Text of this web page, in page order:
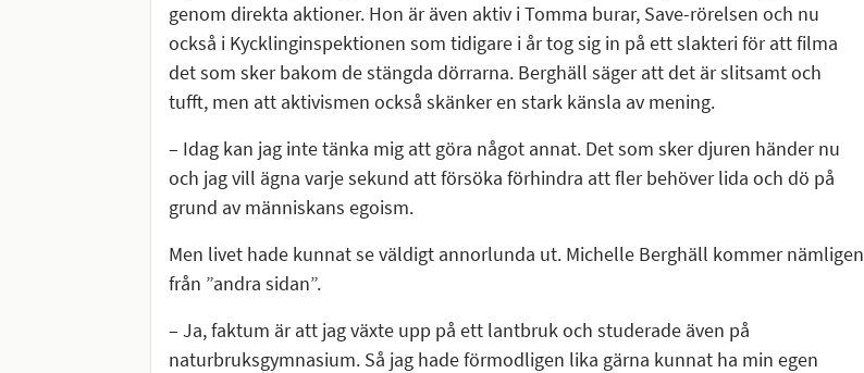
genom direkta aktioner. Hon är även aktiv i Tomma burar, Save-rörelsen och nu
också i Kycklinginspektionen som tidigare i år tog sig in på ett slakteri för att filma
det som sker bakom de stängda dörrarna. Berghäll säger att det är slitsamt och
tufft, men att aktivismen också skänker en stark känsla av mening.
– Idag kan jag inte tänka mig att göra något annat. Det som sker djuren händer nu
och jag vill ägna varje sekund att försöka förhindra att fler behöver lida och dö på
grund av människans egoism.
Men livet hade kunnat se väldigt annorlunda ut. Michelle Berghäll kommer nämligen
från ”andra sidan”.
– Ja, faktum är att jag växte upp på ett lantbruk och studerade även på
naturbruksgymnasium. Så jag hade förmodligen lika gärna kunnat ha min egen